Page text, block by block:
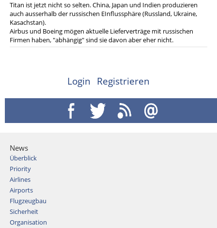
Titan ist jetzt nicht so selten. China, Japan und Indien produzieren
auch ausserhalb der russischen EInflussphäre (Russland, Ukraine,
Kasachstan).
Airbus und Boeing mögen aktuelle Lieferverträge mit russischen
Firmen haben, "abhängig" sind sie davon aber eher nicht.
Login Registrieren
News
Überblick
Priority
Airlines
Airports
Flugzeugbau
Sicherheit
Organisation